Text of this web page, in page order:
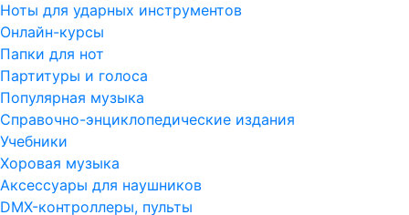
Ноты для ударных инструментов
Онлайн-курсы
Папки для нот
Партитуры и голоса
Популярная музыка
Справочно-энциклопедические издания
Учебники
Хоровая музыка
Аксессуары для наушников
DMX-контроллеры, пульты